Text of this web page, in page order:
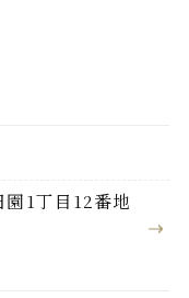
1丁目12番地